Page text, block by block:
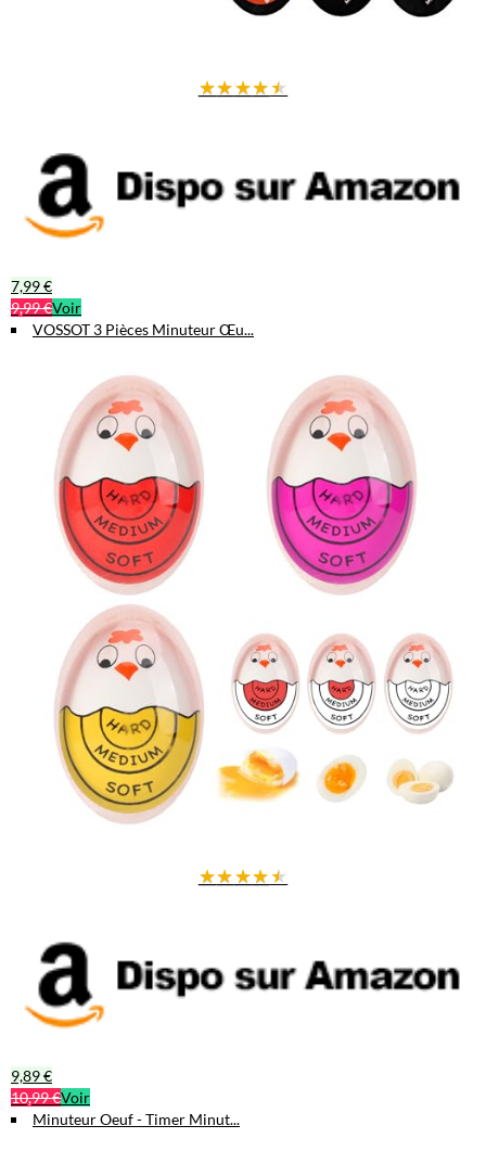
★★★★★
7,99 €
9,99 €Voir
VOSSOT 3 Pièces Minuteur Œu...
★★★★★
9,89 €
10,99 €Voir
Minuteur Oeuf - Timer Minut...